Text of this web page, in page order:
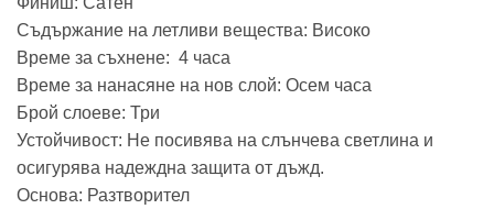
Съдържание на летливи вещества: Високо
Време за съхнене: 4 часа
Време за нанасяне на нов слой: Осем часа
Брой слоеве: Три
Устойчивост: Не посивява на слънчева светлина и
осигурява надеждна защита от дъжд.
Основа: Разтворител